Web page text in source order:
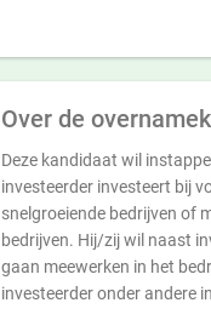
Over de
Deze kandidaat wil
investeerder investeert bij
snelgroeiende bedrijven of
bedrijven. Hij/zij wil naast
gaan meewerken in het
investeerder onder andere